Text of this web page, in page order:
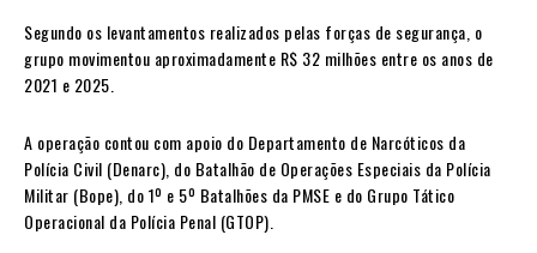
Segundo os levantamentos realizados pelas forças de segurança, o
grupo movimentou aproximadamente R$ 32 milhões entre os anos de
2021 e 2025.
A operação contou com apoio do Departamento de Narcóticos da
Polícia Civil (Denarc), do Batalhão de Operações Especiais da Polícia
Militar (Bope), do 1º e 5º Batalhões da PMSE e do Grupo Tático
Operacional da Polícia Penal (GTOP).